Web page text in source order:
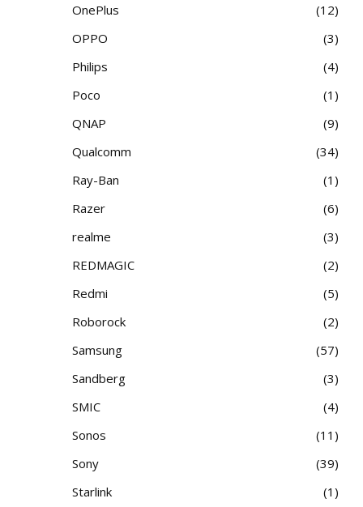
OnePlus
12
OPPO
3
Philips
4
Poco
1
QNAP
9
Qualcomm
34
Ray-Ban
1
Razer
6
realme
3
REDMAGIC
2
Redmi
5
Roborock
2
Samsung
57
Sandberg
3
SMIC
4
Sonos
11
Sony
39
Starlink
1